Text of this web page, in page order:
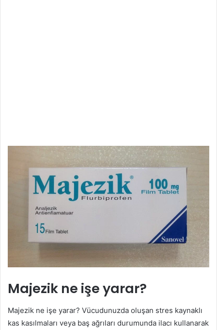
Majezik ne işe yarar?
Majezik ne işe yarar? Vücudunuzda oluşan stres kaynaklı
kas kasılmaları veya baş ağrıları durumunda ilacı kullanarak